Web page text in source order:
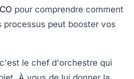
pour comprendre comment
processus peut booster vos
le chef d'orchestre qui